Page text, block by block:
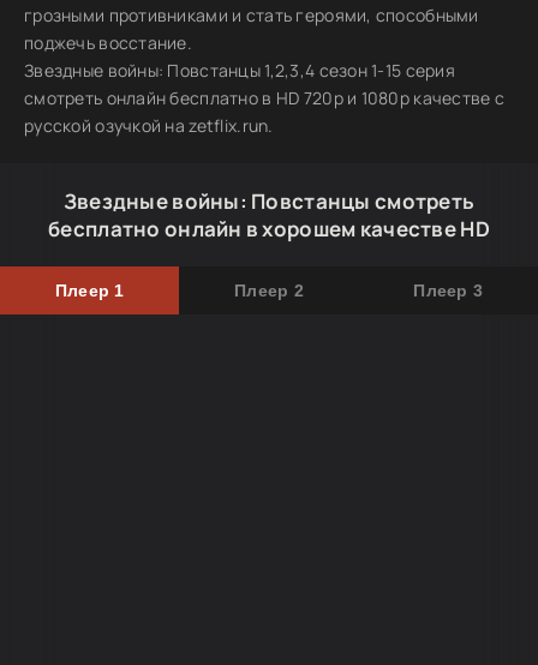
грозными противниками и стать героями, способными
поджечь восстание.
Звездные войны: Повстанцы 1,2,3,4 сезон 1-15 серия
смотреть онлайн бесплатно в HD 720p и 1080p качестве с
русской озучкой на zetflix.run.
Звездные войны: Повстанцы смотреть
бесплатно онлайн в хорошем качестве HD
Плеер 1 Плеер 2 Плеер 3